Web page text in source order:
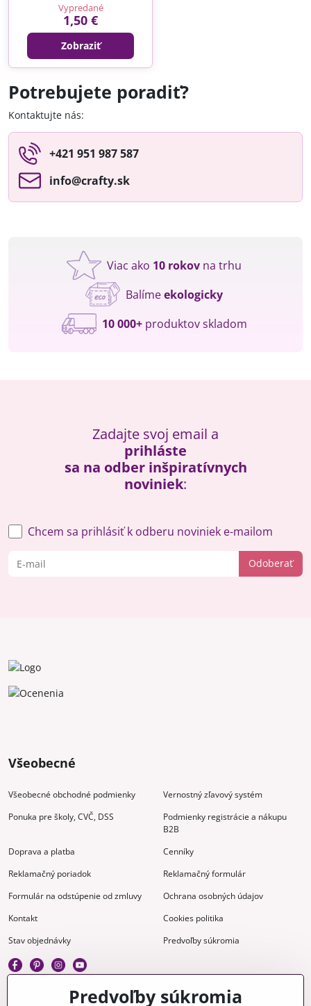
Vypredané
1,50 €
Zobraziť
Potrebujete poradiť?
Kontaktujte nás:
+421 951 987 587
info​@crafty​.sk
Viac ako 10 rokov na trhu
Balímeekologicky
10 000+produktov skladom
Zadajte svoj email a
prihláste
sa na odber inšpiratívnych
noviniek:
Odoberať
Chcem sa prihlásiť k odberu noviniek e-mailom
Všeobecné
Všeobecné obchodné podmienky
Vernostný zľavový systém
Ponuka pre školy, CVČ, DSS
Podmienky registrácie a nákupu
B2B
Doprava a platba
Cenníky
Reklamačný poriadok
Reklamačný formulár
Formulár na odstúpenie od zmluvy
Ochrana osobných údajov
Kontakt
Cookies politika
Stav objednávky
Predvoľby súkromia
Predvoľby súkromia